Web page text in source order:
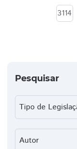
3114
Pesquisar